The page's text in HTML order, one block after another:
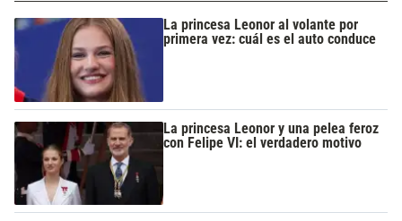
La princesa Leonor al volante por
primera vez: cuál es el auto conduce
La princesa Leonor y una pelea feroz
con Felipe VI: el verdadero motivo